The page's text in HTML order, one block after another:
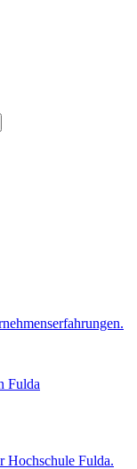
Fulda
Hochschule Fulda.